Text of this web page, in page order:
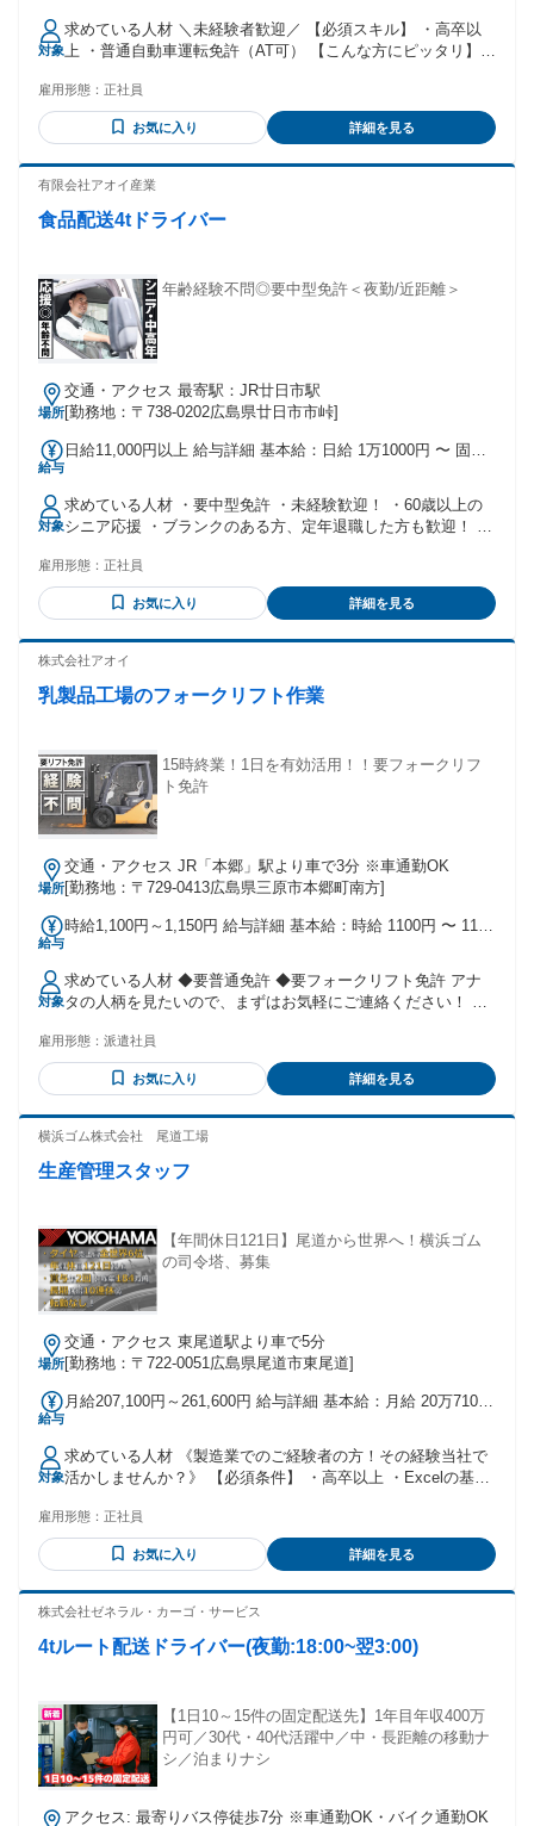
勤・家族手当金額：なし 全員に一律で支払われるその他手当
金額：あり ※年齢、経験、能力を十分考慮のうえ、当社規定
により優遇いたします。 ※地域手当を基本給に加えて別途支
給いたします
対象
求めている人材 ＼未経験者歓迎／ 【必須スキル】 ・高卒以
上 ・普通自動車運転免許（AT可） 【こんな方にピッタリ】
る方 ・失敗を恐れず挑戦できる方 ・疑問があれば素直に聞け
る方 ・協調性やチームワークを意識できる方 【活かせる経
験】 ・物流関係での仕事経験 ・商品管理 ・倉庫管理 年齢の
よるキャリア形成のため））
雇用形態： 正社員
お気に入り 詳細を見る
有限会社アオイ産業
食品配送4tドライバー
年齢経験不問◎要中型免許＜夜勤/近距離＞
場所
交通・アクセス 最寄駅：JR廿日市駅
[勤務地：〒738-0202広島県廿日市市峠]
給与
日給11,000円以上 給与詳細 基本給：日給 1万1000円 〜 固定
勤・家族手当金額：なし 全員に一律で支払われるその他手当
金額：なし
対象
求めている人材 ・要中型免許 ・未経験歓迎！ ・60歳以上の
シニア応援 ・ブランクのある方、定年退職した方も歓迎！ ・
ご連絡ください！ 中型・大型トラックの運転手、 ルート配
送・配達、長距離ドライバーなど 運送業のご経験がある方歓
迎 20代～40代・50代の中高年まで活躍中 「長距離ドライバー
て・・・」 「シッカリ稼げるし、夜に働きたかったから」 そ
歓迎 】 ・配送業、輸送業務経験のある方 ・トラック運転
雇用形態： 正社員
お気に入り 詳細を見る
株式会社アオイ
乳製品工場のフォークリフト作業
15時終業！1日を有効活用！！要フォークリフ
ト免許
場所
交通・アクセス JR「本郷」駅より車で3分 ※車通勤OK
[勤務地：〒729-0413広島県三原市本郷町南方]
給与
時給1,100円～1,150円 給与詳細 基本給：時給 1100円 〜 1150
対象
求めている人材 ◆要普通免許 ◆要フォークリフト免許 アナ
タの人柄を見たいので、まずはお気軽にご連絡ください！ 未
代・40代・50代の幅広い年代が活躍中 【 下記のような方は歓
迎 】 ・フォークリフト作業、フォークリフトオペレーターの
経験がある方 ・倉庫内作業や工場内作業、物流センター内で
・コツコツ、モクモク作業が好きな方 ・手に職をつけて働き
雇用形態： 派遣社員
お気に入り 詳細を見る
横浜ゴム株式会社 尾道工場
生産管理スタッフ
【年間休日121日】尾道から世界へ！横浜ゴム
の司令塔、募集
場所
交通・アクセス 東尾道駅より車で5分
[勤務地：〒722-0051広島県尾道市東尾道]
給与
月給207,100円～261,600円 給与詳細 基本給：月給 20万7100
で支払われる通勤・皆勤・家族手当金額：なし 全員に一律で
支払われるその他手当金額：なし ⭐昇給：年1回 ⭐賞与：年2
回 （昨年実績計：組合員平均184万円） ※3年連続で賞与支給
額UP中！ 【諸手当】 ◇早出手当 ◇残業手当（全額支給） ◇
対象
求めている人材 《製造業でのご経験者の方！その経験当社で
活かしませんか？》 【必須条件】 ・高卒以上 ・Excelの基本
種運転免許（（あれば尚可）） ※通勤や、場合により工場内
の移動で使用 【歓迎条件（いずれか一つでも当てはまる
方）】 ・工場での生産計画業務の経験がある方は即戦力とし
大手・安定企業に就職したい方 ✅転勤のない環境で、長く腰
が好きな方 ✅チームワークを大切にできる方 ✅仕事とプライ
雇用形態： 正社員
お気に入り 詳細を見る
株式会社ゼネラル・カーゴ・サービス
4tルート配送ドライバー(夜勤:18:00~翌3:00)
【1日10～15件の固定配送先】1年目年収400万
円可／30代・40代活躍中／中・長距離の移動ナ
シ／泊まりナシ
アクセス: 最寄りバス停徒歩7分 ※車通勤OK・バイク通勤OK